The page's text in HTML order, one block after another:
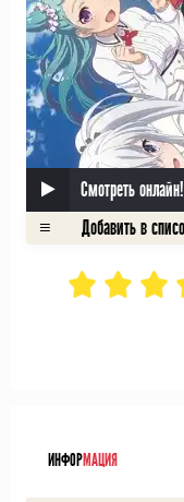
Смотреть онлайн!
ИНФОРМАЦИЯ